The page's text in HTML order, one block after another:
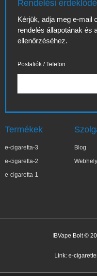
Rendelési
Kérjük, adja meg e-mail
rendelés állapotának és
ellenőrzéséhez.
Postafiók / Telefon
Termékek
e-cigaretta-3
e-cigaretta-2
e-cigaretta-1
Blog
IBVape Bolt ©
Link: e-
Ter***a